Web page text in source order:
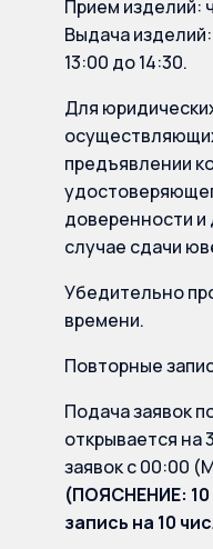
Прием изделий:
Выдача
13:00 до 14:30.
Для
предъявлении
доверенности
случае сдачи
Убедительно
времени.
Повторные
Подача заявок
открывается на
заявок с 00:00
(ПОЯСНЕНИЕ: 10
запись на 10